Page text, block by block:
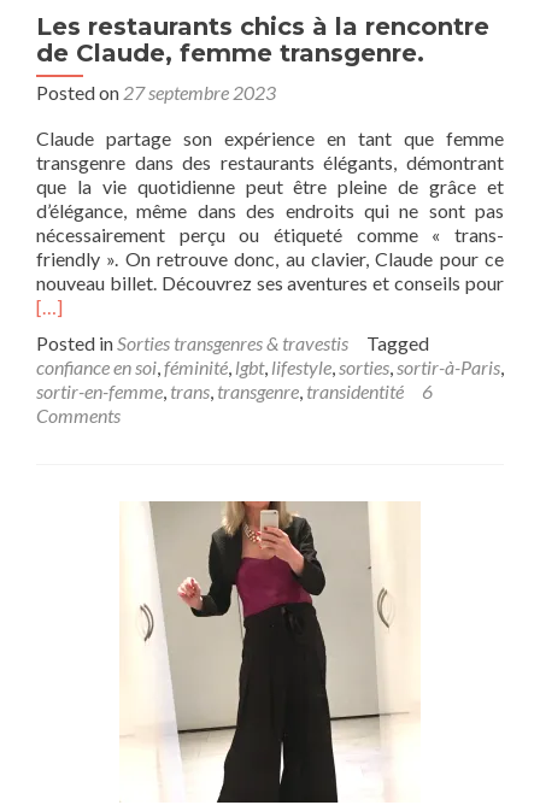
Les restaurants chics à la rencontre
de Claude, femme transgenre.
Posted on 27 septembre 2023
Claude partage son expérience en tant que femme
transgenre dans des restaurants élégants, démontrant
que la vie quotidienne peut être pleine de grâce et
d’élégance, même dans des endroits qui ne sont pas
nécessairement perçu ou étiqueté comme « trans-
friendly ». On retrouve donc, au clavier, Claude pour ce
nouveau billet. Découvrez ses aventures et conseils pour
[…]
Posted inSorties transgenres & travestis
Tagged
confiance en soi,féminité, lgbt, lifestyle,sorties,sortir-à-Paris,
sortir-en-femme, trans, transgenre, transidentité
6
Comments